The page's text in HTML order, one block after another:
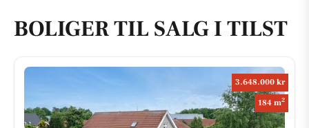
BOLIGER TIL SALG I TILST
3.648.000 kr
184 m2